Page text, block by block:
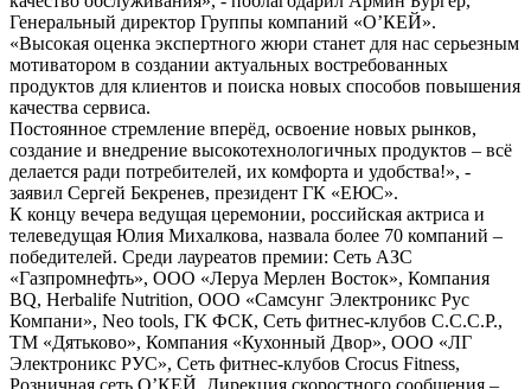
Генеральный директор Группы компаний «О’КЕЙ».
«Высокая оценка экспертного жюри станет для нас серьезным
мотиватором в создании актуальных востребованных
продуктов для клиентов и поиска новых способов повышения
качества сервиса.
Постоянное стремление вперёд, освоение новых рынков,
создание и внедрение высокотехнологичных продуктов – всё
делается ради потребителей, их комфорта и удобства!», -
заявил Сергей Бекренев, президент ГК «ЕЮС».
К концу вечера ведущая церемонии, российская актриса и
телеведущая Юлия Михалкова, назвала более 70 компаний –
победителей. Среди лауреатов премии: Сеть АЗС
«Газпромнефть», ООО «Леруа Мерлен Восток», Компания
BQ, Herbalife Nutrition, ООО «Самсунг Электроникс Рус
Компани», Neo tools, ГК ФСК, Сеть фитнес-клубов С.С.С.Р.,
ТМ «Дятьково», Компания «Кухонный Двор», ООО «ЛГ
Электроникс РУС», Cеть фитнес-клубов Crocus Fitness,
Розничная сеть О’КЕЙ, Дирекция скоростного сообщения –